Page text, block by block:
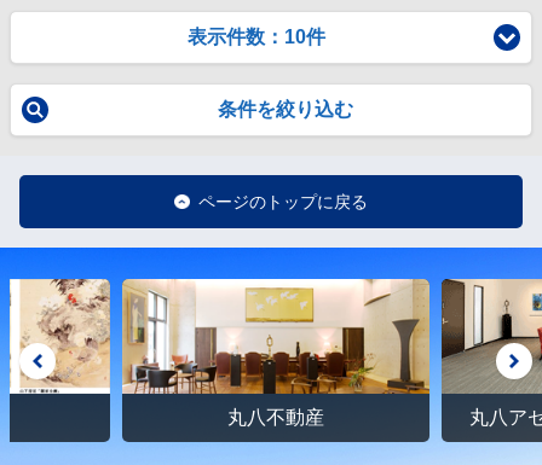
表示件数：10件
条件を絞り込む
ページのトップに戻る
丸八不動産 丸八ア